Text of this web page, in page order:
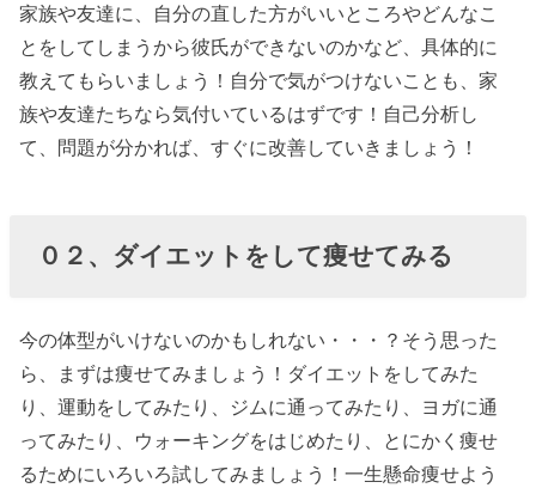
ル」をしまく
る
› ０７、自分の
周囲に男性が
› ０８、友達に
› ◎最後に
家族や友達に、自分の直した方がいいところやどんなこ
とをしてしまうから彼氏ができないのかなど、具体的に
教えてもらいましょう！自分で気がつけないことも、家
族や友達たちなら気付いているはずです！自己分析し
て、問題が分かれば、すぐに改善していきましょう！
０２、ダイエットをして痩せてみる
今の体型がいけないのかもしれない・・・？そう思った
ら、まずは痩せてみましょう！ダイエットをしてみた
り、運動をしてみたり、ジムに通ってみたり、ヨガに通
ってみたり、ウォーキングをはじめたり、とにかく痩せ
るためにいろいろ試してみましょう！一生懸命痩せよう